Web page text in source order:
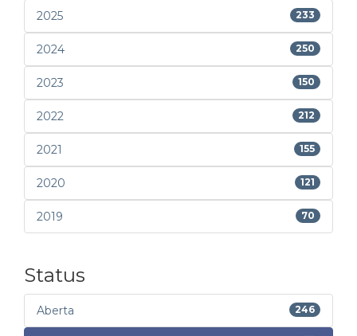
2025 233
2024 250
2023 150
2022 212
2021 155
2020 121
2019 70
Status
Aberta 246